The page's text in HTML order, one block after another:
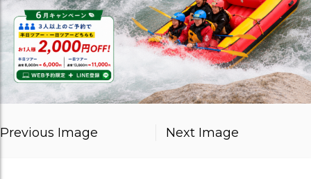
Previous Image Next Image